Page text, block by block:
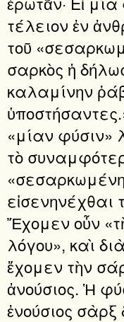
τέλειον ἐν
τοῦ
σαρκὸς ἡ
καλαμίνην
«μίαν φύσιν»
τὸ
εἰσενηνέχθαι
Ἔχομεν οὖν
λόγου», καὶ
ἔχομεν τὴν
ἀνούσιος. Ἡ
ἐνούσιος σὰρξ